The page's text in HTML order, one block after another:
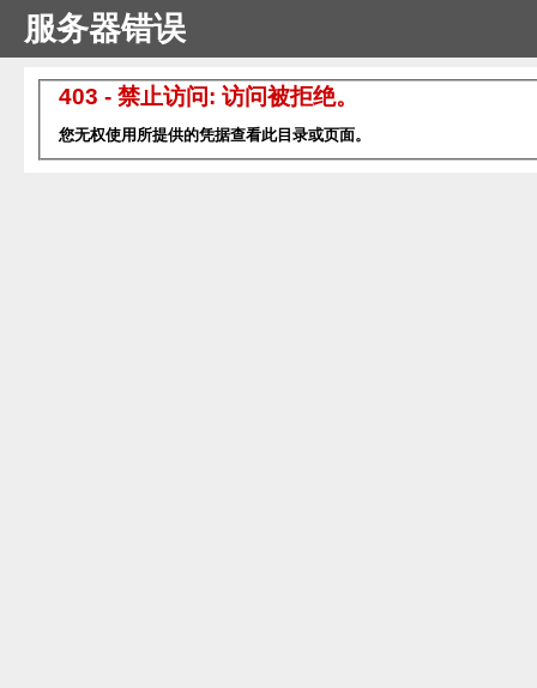
服务器错误
403 - 禁止访问: 访问被拒绝。
您无权使用所提供的凭据查看此目录或页面。